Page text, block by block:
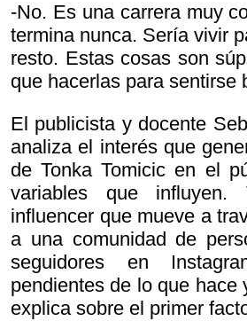
-No. Es una carrera muy
termina nunca. Sería vivir
resto. Estas cosas son
que hacerlas para sentirse
El publicista y docente
analiza el interés que
de Tonka Tomicic en el
variables que
influencer que mueve a
a una comunidad de
seguidores en
pendientes de lo que hace
explica sobre el primer